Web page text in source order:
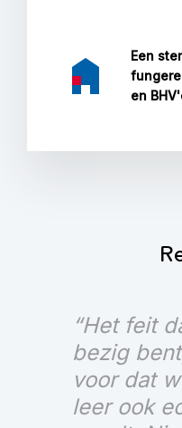
Een
en
“Het feit
bezig
voor dat
leer ook